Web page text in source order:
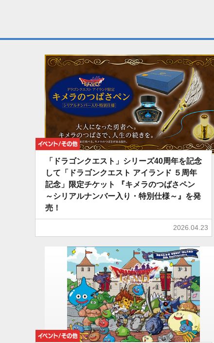
イベント/その他
「ドラゴンクエスト」シリーズ40周年を記念
して「ドラゴンクエスト アイランド ５周年
記念」限定チケット 『キメラのつばさペン
～シリアルナンバー入り・特別仕様～』を発
売！
2026.04.23
イベント/その他